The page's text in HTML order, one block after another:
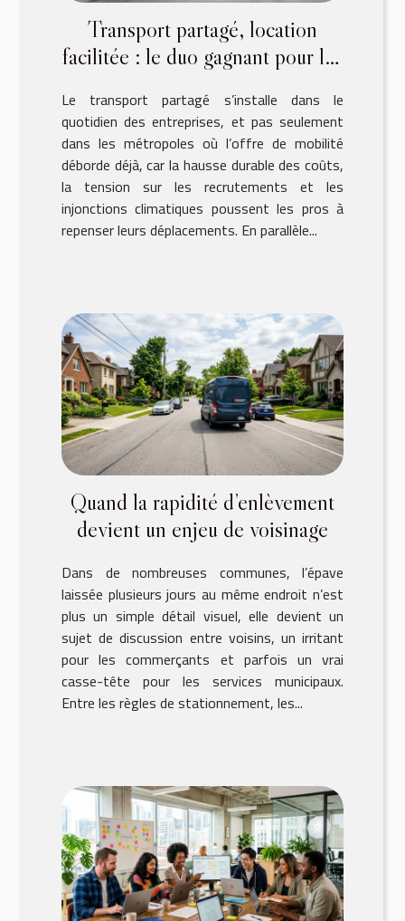
Transport partagé, location
facilitée : le duo gagnant pour les
Le transport partagé s’installe dans le
quotidien des entreprises, et pas seulement
dans les métropoles où l’offre de mobilité
déborde déjà, car la hausse durable des coûts,
la tension sur les recrutements et les
injonctions climatiques poussent les pros à
repenser leurs déplacements. En parallèle...
Quand la rapidité d’enlèvement
devient un enjeu de voisinage
Dans de nombreuses communes, l’épave
laissée plusieurs jours au même endroit n’est
plus un simple détail visuel, elle devient un
sujet de discussion entre voisins, un irritant
pour les commerçants et parfois un vrai
casse-tête pour les services municipaux.
Entre les règles de stationnement, les...